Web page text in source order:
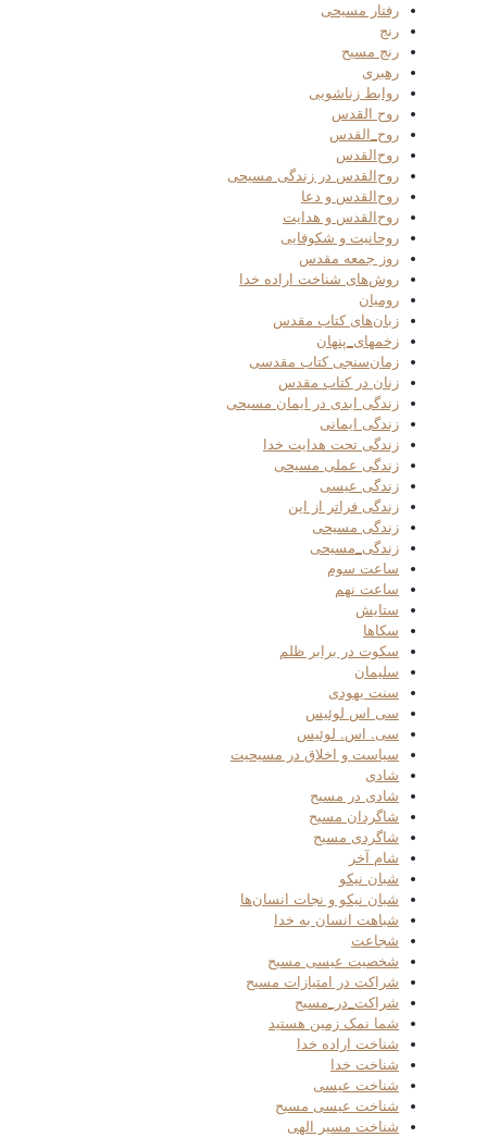
رفتار مسیحی
رنج
رنج مسیح
رهبری
روابط زناشویی
روح القدس
روح_القدس
روح‌القدس
روح‌القدس در زندگی مسیحی
روح‌القدس و دعا
روح‌القدس و هدایت
روحانیت و شکوفایی
روز جمعه مقدس
روش‌های شناخت اراده خدا
رومیان
زبان‌های کتاب مقدس
زخمهای_پنهان
زمان‌سنجی کتاب مقدسی
زنان در کتاب مقدس
زندگی ابدی در ایمان مسیحی
زندگی ایمانی
زندگی تحت هدایت خدا
زندگی عملی مسیحی
زندگی عیسی
زندگی فراتر از این
زندگی مسیحی
زندگی_مسیحی
ساعت سوم
ساعت نهم
ستایش
سکاها
سکوت در برابر ظلم
سلیمان
سنت یهودی
سی اس لوئیس
سی. اس. لوئیس
سیاست و اخلاق در مسیحیت
شادی
شادی در مسیح
شاگردان مسیح
شاگردی مسیح
شام آخر
شبان نیکو
شبان نیکو و نجات انسان‌ها
شباهت انسان به خدا
شجاعت
شخصیت عیسی مسیح
شراکت در امتیازات مسیح
شراکت_در_مسیح
شما نمک زمین هستید
شناخت اراده خدا
شناخت خدا
شناخت عیسی
شناخت عیسی مسیح
شناخت مسیر الهی